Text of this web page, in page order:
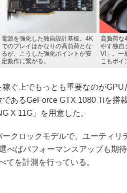
電源を強化した独自設計基板。4K
でのプレイはかなりの高負荷とな
るが、こうした強化ポイントが安
定動作に繋がる。
高負荷な
やす独自
VI」。一
こもポイ
ぐ上でもっとも重要なのがGPU
あるGeForce GTX 1080 Tiを搭
X 11G」を用意した。
クロックモデルで、ユーティリ
べばパフォーマンスアップも期
てを計測を行っている。